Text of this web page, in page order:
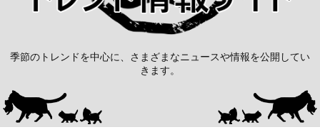
季節のトレンドを中心に、さまざまなニュースや情報を公開してい
きます。